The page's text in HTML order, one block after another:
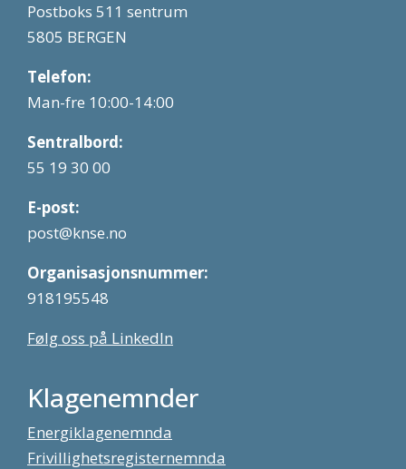
Postboks 511 sentrum
5805 BERGEN
Telefon:
Man-fre 10:00-14:00
Sentralbord:
55 19 30 00
E-post:
post@knse.no
Organisasjonsnummer:
918195548
Følg oss på LinkedIn
Klagenemnder
Energiklagenemnda
Frivillighetsregisternemnda